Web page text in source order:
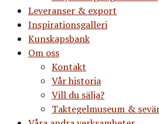
Leveranser & export
Inspirationsgalleri
Kunskapsbank
Om oss
Kontakt
Vår historia
Vill du sälja?
Taktegelmuseum &